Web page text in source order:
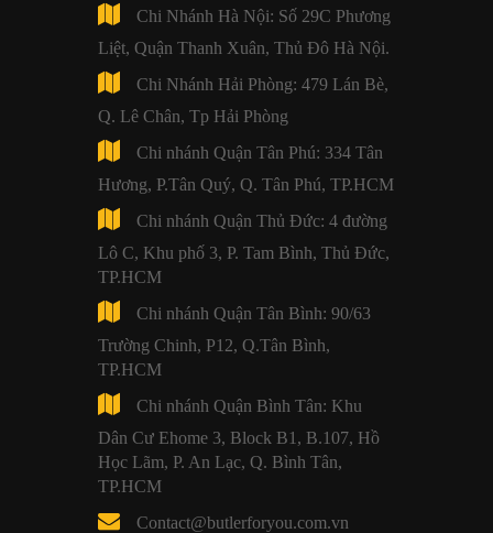
Chi Nhánh Hà Nội: Số 29C Phương
Liệt, Quận Thanh Xuân, Thủ Đô Hà Nội.
Chi Nhánh Hải Phòng: 479 Lán Bè,
Q. Lê Chân, Tp Hải Phòng
Chi nhánh Quận Tân Phú: 334 Tân
Hương, P.Tân Quý, Q. Tân Phú, TP.HCM
Chi nhánh Quận Thủ Đức: 4 đường
Lô C, Khu phố 3, P. Tam Bình, Thủ Đức,
TP.HCM
Chi nhánh Quận Tân Bình: 90/63
Trường Chinh, P12, Q.Tân Bình,
TP.HCM
Chi nhánh Quận Bình Tân: Khu
Dân Cư Ehome 3, Block B1, B.107, Hồ
Học Lãm, P. An Lạc, Q. Bình Tân,
TP.HCM
Contact@butlerforyou.com.vn